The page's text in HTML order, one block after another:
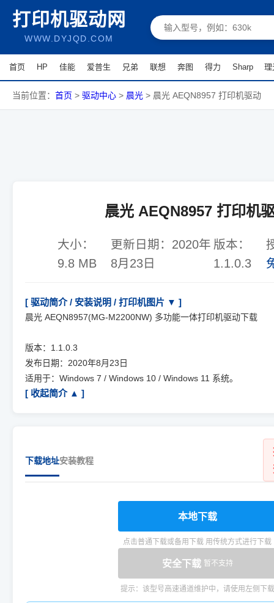
打印机驱动网
WWW.DYJQD.COM
首页 HP 佳能 爱普生 兄弟 联想 奔图 得力 Sharp 理
当前位置： 首页 > 驱动中心 > 晨光 > 晨光 AEQN8957 打印机驱动
晨光 AEQN8957 打印机
大小：
9.8 MB
更新日期： 2020年
8月23日
版本：
1.1.0.3
[ 驱动简介 / 安装说明 / 打印机图片 ▼ ]
晨光 AEQN8957(MG-M2200NW) 多功能一体打印机驱动下载
版本：1.1.0.3
发布日期：2020年8月23日
适用于：Windows 7 / Windows 10 / Windows 11 系统。
[ 收起简介 ▲ ]
下载地址安装教程
本地下载
点击普通下载或备用下载 用传统方式进行下载
安全下载 暂不支持
提示：该型号高速通道维护中，请使用左侧下载